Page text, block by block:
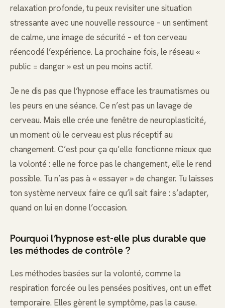
relaxation profonde, tu peux revisiter une situation
stressante avec une nouvelle ressource – un sentiment
de calme, une image de sécurité – et ton cerveau
réencodé l’expérience. La prochaine fois, le réseau «
public = danger » est un peu moins actif.
Je ne dis pas que l’hypnose efface les traumatismes ou
les peurs en une séance. Ce n’est pas un lavage de
cerveau. Mais elle crée une fenêtre de neuroplasticité,
un moment où le cerveau est plus réceptif au
changement. C’est pour ça qu’elle fonctionne mieux que
la volonté : elle ne force pas le changement, elle le rend
possible. Tu n’as pas à « essayer » de changer. Tu laisses
ton système nerveux faire ce qu’il sait faire : s’adapter,
quand on lui en donne l’occasion.
Pourquoi l’hypnose est-elle plus durable que
les méthodes de contrôle ?
Les méthodes basées sur la volonté, comme la
respiration forcée ou les pensées positives, ont un effet
temporaire. Elles gèrent le symptôme, pas la cause.